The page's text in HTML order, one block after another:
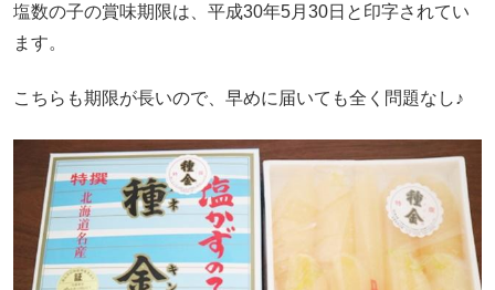
塩数の子の賞味期限は、平成30年5月30日と印字されてい
ます。
こちらも期限が長いので、早めに届いても全く問題なし♪